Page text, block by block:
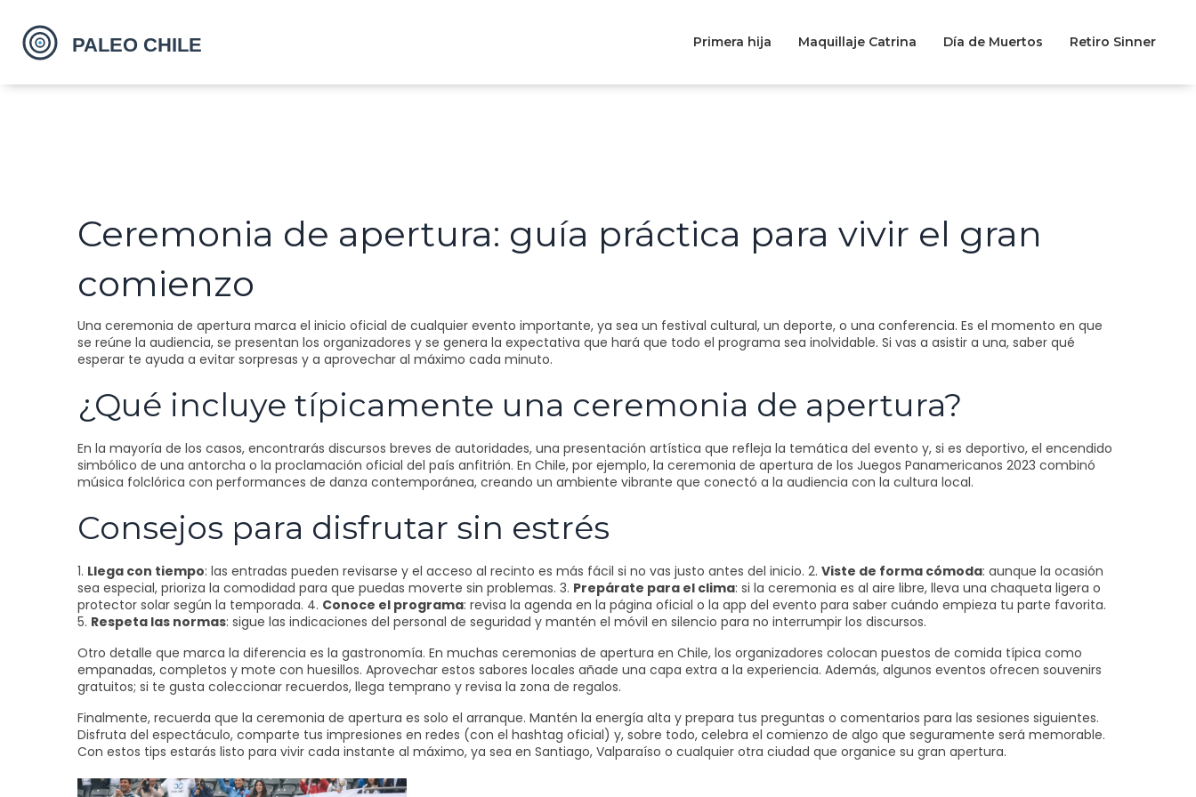
Primera hija Maquillaje Catrina Día de Muertos Retiro Sinner
Ceremonia de apertura: guía práctica para vivir el gran
comienzo
Una ceremonia de apertura marca el inicio oficial de cualquier evento importante, ya sea un festival cultural, un deporte, o una conferencia. Es el momento en que
se reúne la audiencia, se presentan los organizadores y se genera la expectativa que hará que todo el programa sea inolvidable. Si vas a asistir a una, saber qué
esperar te ayuda a evitar sorpresas y a aprovechar al máximo cada minuto.
¿Qué incluye típicamente una ceremonia de apertura?
En la mayoría de los casos, encontrarás discursos breves de autoridades, una presentación artística que refleja la temática del evento y, si es deportivo, el encendido
simbólico de una antorcha o la proclamación oficial del país anfitrión. En Chile, por ejemplo, la ceremonia de apertura de los Juegos Panamericanos 2023 combinó
música folclórica con performances de danza contemporánea, creando un ambiente vibrante que conectó a la audiencia con la cultura local.
Consejos para disfrutar sin estrés
1. Llega con tiempo: las entradas pueden revisarse y el acceso al recinto es más fácil si no vas justo antes del inicio. 2. Viste de forma cómoda: aunque la ocasión
sea especial, prioriza la comodidad para que puedas moverte sin problemas. 3. Prepárate para el clima: si la ceremonia es al aire libre, lleva una chaqueta ligera o
protector solar según la temporada. 4. Conoce el programa: revisa la agenda en la página oficial o la app del evento para saber cuándo empieza tu parte favorita.
5. Respeta las normas: sigue las indicaciones del personal de seguridad y mantén el móvil en silencio para no interrumpir los discursos.
Otro detalle que marca la diferencia es la gastronomía. En muchas ceremonias de apertura en Chile, los organizadores colocan puestos de comida típica como
empanadas, completos y mote con huesillos. Aprovechar estos sabores locales añade una capa extra a la experiencia. Además, algunos eventos ofrecen souvenirs
gratuitos; si te gusta coleccionar recuerdos, llega temprano y revisa la zona de regalos.
Finalmente, recuerda que la ceremonia de apertura es solo el arranque. Mantén la energía alta y prepara tus preguntas o comentarios para las sesiones siguientes.
Disfruta del espectáculo, comparte tus impresiones en redes (con el hashtag oficial) y, sobre todo, celebra el comienzo de algo que seguramente será memorable.
Con estos tips estarás listo para vivir cada instante al máximo, ya sea en Santiago, Valparaíso o cualquier otra ciudad que organice su gran apertura.